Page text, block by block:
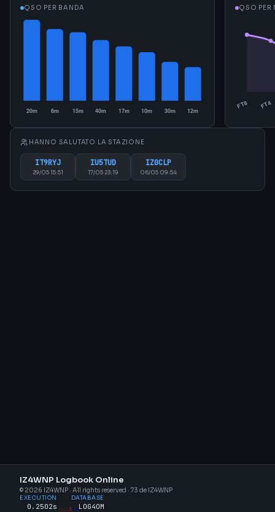
QSO PER BANDA QSO PER
HANNO SALUTATO LA STAZIONE
IT9RYJ
29/05 15:51
IU5TUD
17/05 23:19
IZ0CLP
06/05 09:54
IZ4WNP Logbook Online
© 2026 IZ4WNP · All rights reserved · 73 de IZ4WNP
EXECUTION
0.2502s
DATABASE
LOG4OM